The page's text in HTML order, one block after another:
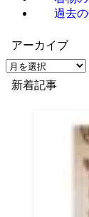
過去
アーカイブ
ア
ー
新着記事